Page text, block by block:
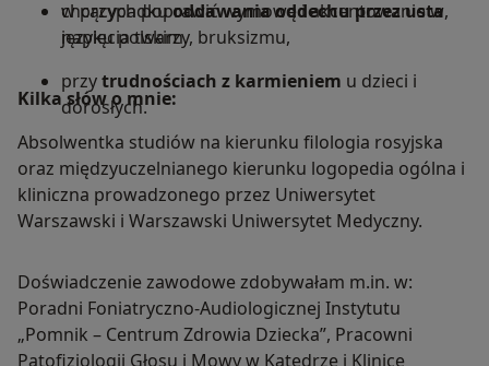
w przypadkuoddawania oddechu przez usta,
napięcia twarzy, bruksizmu,
przytrudnościach z karmieniem u dzieci i
dorosłych.
chcących poprawić wymowę i akcentowanie w
języku polskim.
Kilka słów o mnie:
Absolwentka studiów na kierunku filologia rosyjska
oraz międzyuczelnianego kierunku logopedia ogólna i
kliniczna prowadzonego przez Uniwersytet
Warszawski i Warszawski Uniwersytet Medyczny.
Doświadczenie zawodowe zdobywałam m.in. w:
Poradni Foniatryczno-Audiologicznej Instytutu
„Pomnik – Centrum Zdrowia Dziecka”, Pracowni
Patofizjologii Głosu i Mowy w Katedrze i Klinice